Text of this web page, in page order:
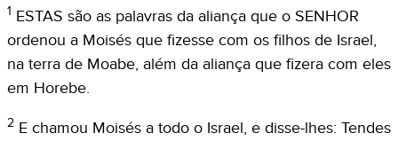
1 ESTAS são as palavras da aliança que o SENHOR
ordenou a Moisés que fizesse com os filhos de Israel,
na terra de Moabe, além da aliança que fizera com eles
em Horebe.
2 E chamou Moisés a todo o Israel, e disse-lhes: Tendes